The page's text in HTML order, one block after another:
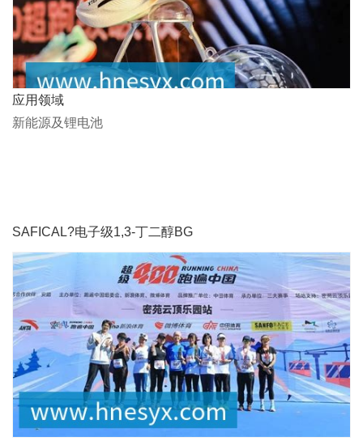
应用领域
新能源及锂电池
SAFICAL?电子级1,3-丁二醇BG